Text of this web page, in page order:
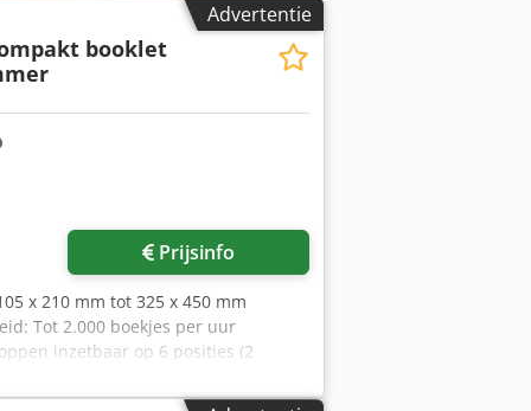
Advertentie
booklet
Prijsinfo
x 210 mm tot 325 x 450 mm
Tot 2.000 boekjes per uur
inzetbaar op 6 posities (2
(H x B x D): 86 cm x 103 cm x
en optionele oognieten